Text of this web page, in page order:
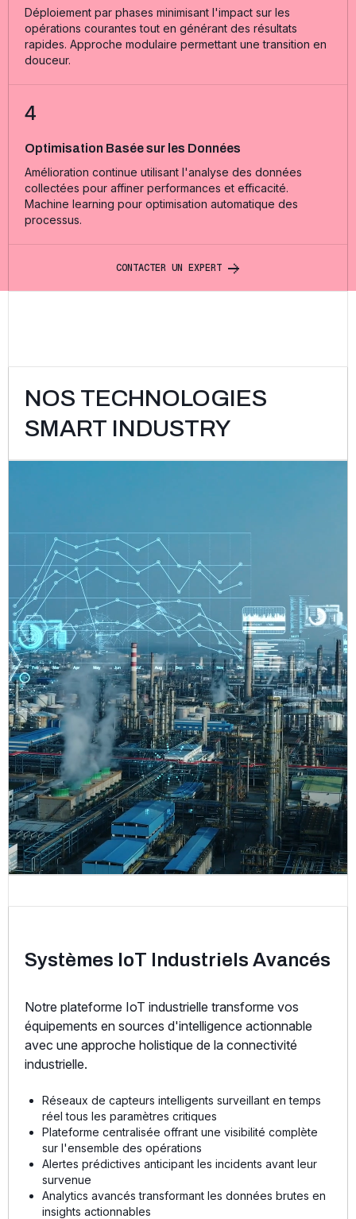
Déploiement par phases minimisant l'impact sur les
opérations courantes tout en générant des résultats
rapides. Approche modulaire permettant une transition en
douceur.
4
Optimisation Basée sur les Données
Amélioration continue utilisant l'analyse des données
collectées pour affiner performances et efficacité.
Machine learning pour optimisation automatique des
processus.
CONTACTER UN EXPERT
NOS TECHNOLOGIES
SMART INDUSTRY
Systèmes IoT Industriels Avancés
Notre plateforme IoT industrielle transforme vos
équipements en sources d'intelligence actionnable
avec une approche holistique de la connectivité
industrielle.
Réseaux de capteurs intelligents surveillant en temps
réel tous les paramètres critiques
Plateforme centralisée offrant une visibilité complète
sur l'ensemble des opérations
Alertes prédictives anticipant les incidents avant leur
survenue
Analytics avancés transformant les données brutes en
insights actionnables